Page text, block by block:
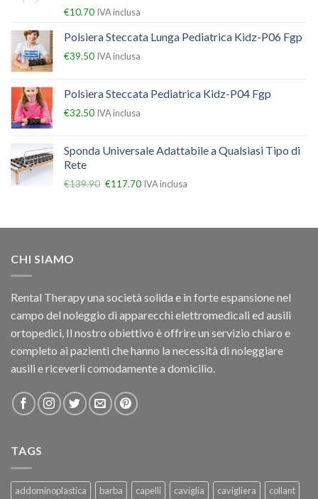
€10.70 IVA inclusa
Polsiera Steccata Lunga Pediatrica Kidz-P06 Fgp
€39.50 IVA inclusa
Polsiera Steccata Pediatrica Kidz-P04 Fgp
€32.50 IVA inclusa
Sponda Universale Adattabile a Qualsiasi Tipo di
Rete
€139.90 €117.70 IVA inclusa
CHI SIAMO
Rental Therapy una società solida e in forte espansione nel
campo del noleggio di apparecchi elettromedicali ed ausili
ortopedici, Il nostro obiettivo è offrire un servizio chiaro e
completo ai pazienti che hanno la necessità di noleggiare
ausili e riceverli comodamente a domicilio.
TAGS
addominoplastica barba capelli caviglia cavigliera
collant